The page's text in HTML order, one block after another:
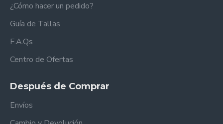
¿Cómo hacer un pedido?
Guía de Tallas
F.A.Qs
Centro de Ofertas
Después de Comprar
Envíos